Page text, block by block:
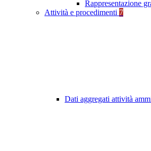
Rappresentazione
Attività e procedimenti 7
Dati aggregati attività